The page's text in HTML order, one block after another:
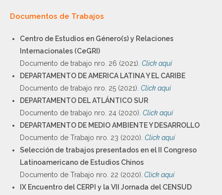
Documentos de Trabajos
Centro de Estudios en Género(s) y Relaciones
Internacionales (CeGRI)
Documento de trabajo nro. 26 (2021). Click aquí
DEPARTAMENTO DE AMERICA LATINA Y EL CARIBE
Documento de trabajo nro. 25 (2021). Click aquí
DEPARTAMENTO DEL ATLÁNTICO SUR
Documento de trabajo nro. 24 (2020). Click aquí
DEPARTAMENTO DE MEDIO AMBIENTE Y DESARROLLO
Documento de Trabajo nro. 23 (2020). Click aquí
Selección de trabajos presentados en el II Congreso
Latinoamericano de Estudios Chinos
Documento de Trabajo nro. 22 (2020). Click aquí
IX Encuentro del CERPI y la VII Jornada del CENSUD